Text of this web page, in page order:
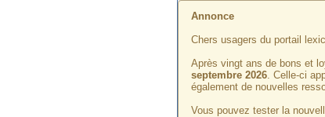
Annonce
Chers usagers du portail
Après vingt ans de bons et
septembre 2026. Celle-ci
également de nouvelles
Vous pouvez tester la